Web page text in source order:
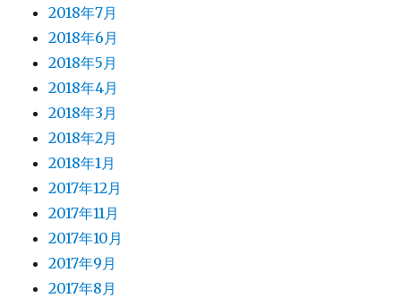
2018年7月
2018年6月
2018年5月
2018年4月
2018年3月
2018年2月
2018年1月
2017年12月
2017年11月
2017年10月
2017年9月
2017年8月